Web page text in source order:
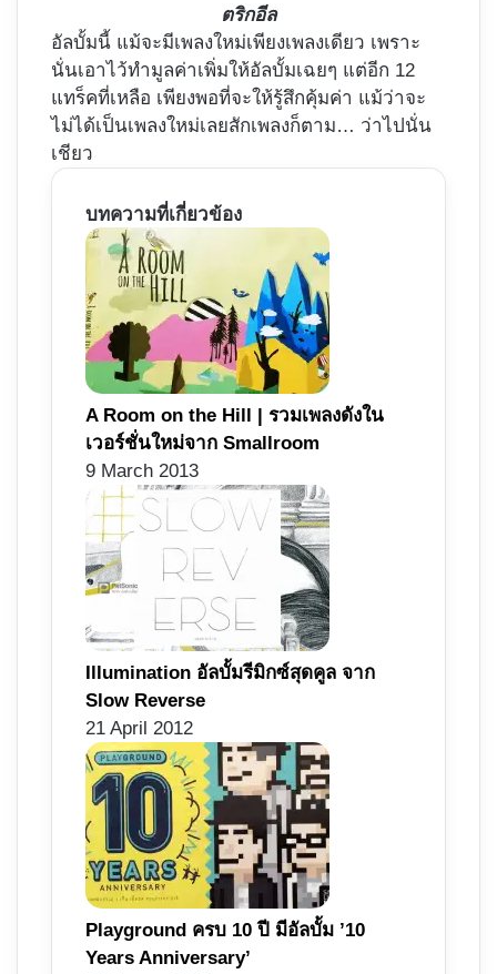
ตริกอีล
อัลบั้มนี้ แม้จะมีเพลงใหม่เพียงเพลงเดียว เพราะ
นั่นเอาไว้ทำมูลค่าเพิ่มให้อัลบั้มเฉยๆ แต่อีก 12
แทร็คที่เหลือ เพียงพอที่จะให้รู้สึกคุ้มค่า แม้ว่าจะ
ไม่ได้เป็นเพลงใหม่เลยสักเพลงก็ตาม… ว่าไปนั่น
เชียว
บทความที่เกี่ยวข้อง
A Room on the Hill | รวมเพลงดังใน
เวอร์ชั่นใหม่จาก Smallroom
9 March 2013
Illumination อัลบั้มรีมิกซ์สุดคูล จาก
Slow Reverse
21 April 2012
Playground ครบ 10 ปี มีอัลบั้ม ’10
Years Anniversary’